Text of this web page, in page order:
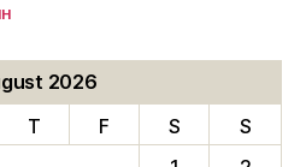
2026
T F S
S